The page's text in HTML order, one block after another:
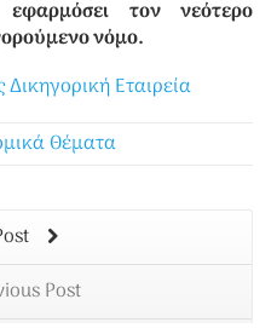
τον νεότερο
νόμο.
Εταιρεία
Θέματα
Post